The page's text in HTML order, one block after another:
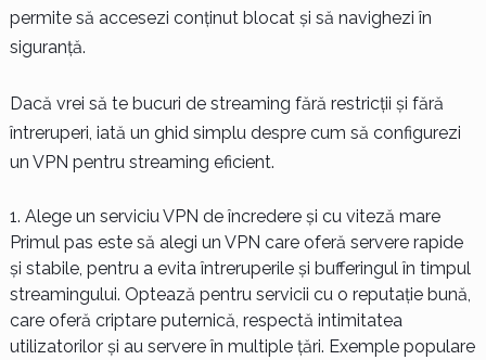
permite să accesezi conținut blocat și să navighezi în
siguranță.
Dacă vrei să te bucuri de streaming fără restricții și fără
întreruperi, iată un ghid simplu despre cum să configurezi
un VPN pentru streaming eficient.
Alege un serviciu VPN de încredere și cu viteză mare
Primul pas este să alegi un VPN care oferă servere rapide
și stabile, pentru a evita întreruperile și bufferingul în timpul
streamingului. Optează pentru servicii cu o reputație bună,
care oferă criptare puternică, respectă intimitatea
utilizatorilor și au servere în multiple țări. Exemple populare